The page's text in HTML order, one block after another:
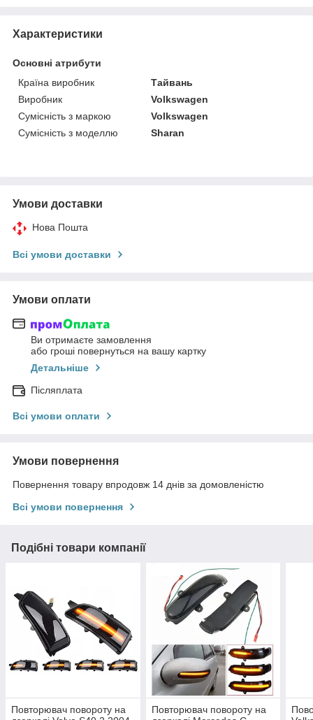
Характеристики
Основні атрибути
Країна виробник
Тайвань
Виробник
Volkswagen
Сумісність з маркою
Volkswagen
Сумісність з моделлю
Sharan
Умови доставки
Нова Пошта
Всі умови доставки
Умови оплати
Ви отримаєте замовлення
або гроші повернуться на вашу картку
Детальніше
Післяплата
Всі умови оплати
Умови повернення
Повернення товару впродовж 14 днів за домовленістю
Всі умови повернення
Подібні товари компанії
Повторювач повороту на
Повторювач повороту на